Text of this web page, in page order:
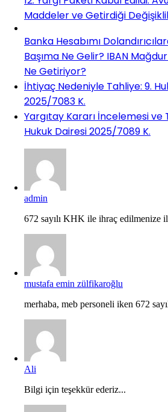
Maddeler ve Getirdiği
Banka Hesabımı
Başıma Ne Gelir? IBAN
Ne Getiriyor?
İhtiyaç Nedeniyle Tahliye: 9.
2025/7083 K.
Yargıtay Kararı İncelemesi ve
Hukuk Dairesi 2025/7089 K.
admin
672 sayılı KHK ile ihraç edilmenize
mustafa emin zülfikaroğlu
merhaba, meb personeli iken 672
Ali
Bilgi için teşekkür ederiz...